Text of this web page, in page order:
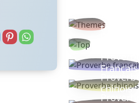
thèmes
Proverbe
Français
Proverbe
chinois
Proverbe